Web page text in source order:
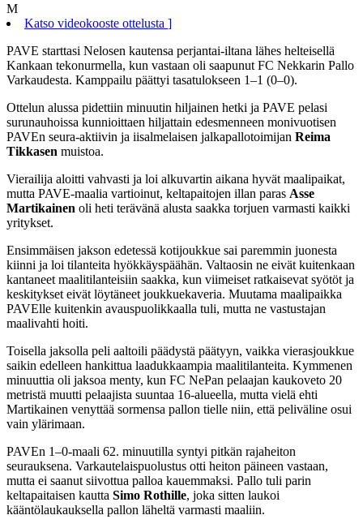
M
Katso videokooste ottelusta ]
PAVE starttasi Nelosen kautensa perjantai-iltana lähes helteisellä
Kankaan tekonurmella, kun vastaan oli saapunut FC Nekkarin Pallo
Varkaudesta. Kamppailu päättyi tasatulokseen 1–1 (0–0).
Ottelun alussa pidettiin minuutin hiljainen hetki ja PAVE pelasi
surunauhoissa kunnioittaen hiljattain edesmenneen monivuotisen
PAVEn seura-aktiivin ja iisalmelaisen jalkapallotoimijan Reima
Tikkasen muistoa.
Vierailija aloitti vahvasti ja loi alkuvartin aikana hyvät maalipaikat,
mutta PAVE-maalia vartioinut, keltapaitojen illan paras Asse
Martikainen oli heti terävänä alusta saakka torjuen varmasti kaikki
yritykset.
Ensimmäisen jakson edetessä kotijoukkue sai paremmin juonesta
kiinni ja loi tilanteita hyökkäyspäähän. Valtaosin ne eivät kuitenkaan
kantaneet maalitilanteisiin saakka, kun viimeiset ratkaisevat syötöt ja
keskitykset eivät löytäneet joukkuekaveria. Muutama maalipaikka
PAVElle kuitenkin avauspuolikkaalla tuli, mutta ne vastustajan
maalivahti hoiti.
Toisella jaksolla peli aaltoili päädystä päätyyn, vaikka vierasjoukkue
saikin edelleen hankittua laadukkaampia maalitilanteita. Kymmenen
minuuttia oli jaksoa menty, kun FC NePan pelaajan kaukoveto 20
metristä muutti pelaajista suuntaa 16-alueella, mutta vielä ehti
Martikainen venyttää sormensa pallon tielle niin, että peliväline osui
vain ylärimaan.
PAVEn 1–0-maali 62. minuutilla syntyi pitkän rajaheiton
seurauksena. Varkautelaispuolustus otti heiton päineen vastaan,
mutta ei saanut siivottua palloa kauemmaksi. Pallo tuli parin
keltapaitaisen kautta Simo Rothille, joka sitten laukoi
kääntölaukauksella pallon läheltä varmasti maaliin.